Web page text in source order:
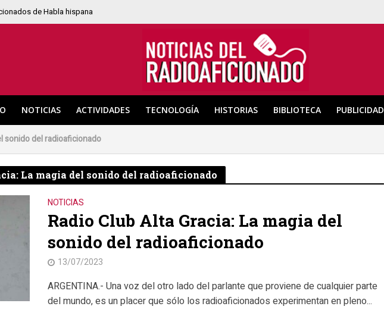
de Habla hispana
NOTICIAS ACTIVIDADES TECNOLOGÍA HISTORIAS BIBLIOTECA PUBLICIDAD
sonido del radioaficionado
La magia del sonido del radioaficionado
NOTICIAS
Radio Club Alta Gracia: La magia del
sonido del radioaficionado
13/07/2023
ARGENTINA.- Una voz del otro lado del parlante que proviene de cualquier parte
del mundo, es un placer que sólo los radioaficionados experimentan en pleno...